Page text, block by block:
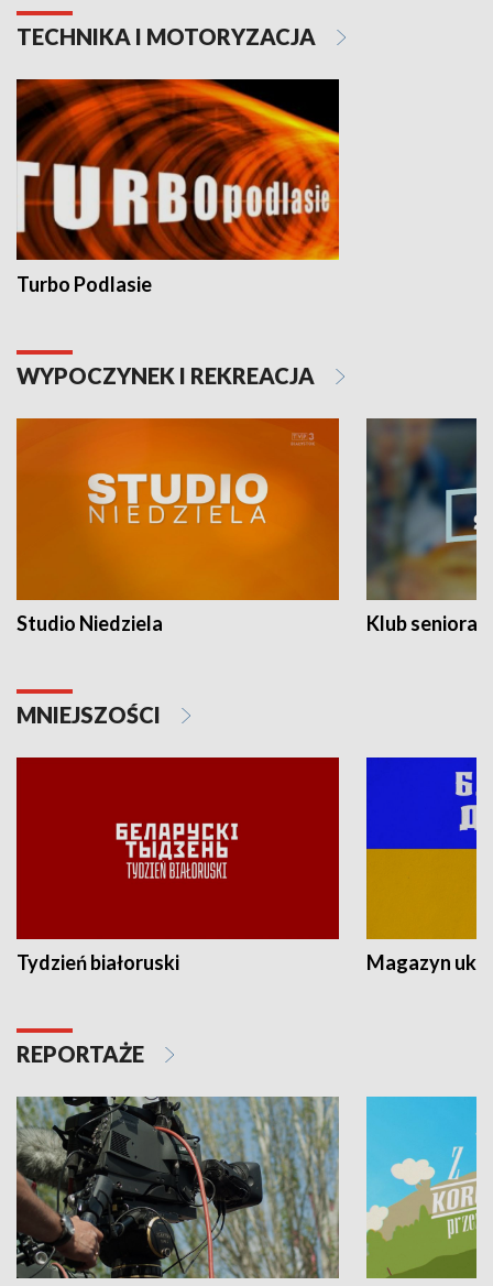
TECHNIKA I MOTORYZACJA
Turbo Podlasie
WYPOCZYNEK I REKREACJA
Studio Niedziela Klub seniora
MNIEJSZOŚCI
Tydzień białoruski Magazyn
REPORTAŻE